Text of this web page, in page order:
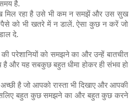
है.
मिल रहा है उसे भी कम न समझें और उस सुख
को भी खतरे में न डालें. ऐसा कुछ न करें जो
दे.
की परेशानियों को समझने का और उन्हें बातचीत
और यह सबकुछ बहुत धीमा होकर ही संभव हो
है जो आपको रास्ता भी दिखाए और आपकी
बहुत कुछ समझने का और बहुत कुछ करने